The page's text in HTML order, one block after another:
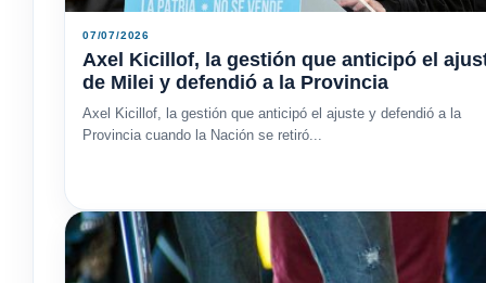
07/07/2026
Axel Kicillof, la gestión que anticipó el
de Milei y defendió a la Provincia
Axel Kicillof, la gestión que anticipó el ajuste y defendió a la
Provincia cuando la Nación se retiró...